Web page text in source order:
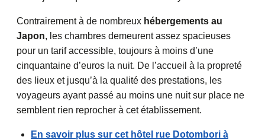
Contrairement à de nombreux hébergements au
Japon, les chambres demeurent assez spacieuses
pour un tarif accessible, toujours à moins d’une
cinquantaine d’euros la nuit. De l’accueil à la propreté
des lieux et jusqu’à la qualité des prestations, les
voyageurs ayant passé au moins une nuit sur place ne
semblent rien reprocher à cet établissement.
En savoir plus sur cet hôtel rue Dotombori à